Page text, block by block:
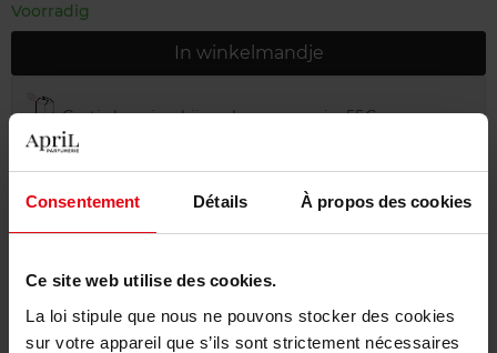
Consentement Détails À propos des cookies
Ce site web utilise des cookies.
La loi stipule que nous ne pouvons stocker des cookies
sur votre appareil que s’ils sont strictement nécessaires
Voorradig
In winkelmandje
Gratis levering bij aankoop van min. 55€
Gratis retour in je winkelpunt
Gratis verpakking
Beschrijving